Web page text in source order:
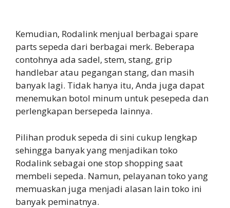
Kemudian, Rodalink menjual berbagai spare
parts sepeda dari berbagai merk. Beberapa
contohnya ada sadel, stem, stang, grip
handlebar atau pegangan stang, dan masih
banyak lagi. Tidak hanya itu, Anda juga dapat
menemukan botol minum untuk pesepeda dan
perlengkapan bersepeda lainnya.
Pilihan produk sepeda di sini cukup lengkap
sehingga banyak yang menjadikan toko
Rodalink sebagai one stop shopping saat
membeli sepeda. Namun, pelayanan toko yang
memuaskan juga menjadi alasan lain toko ini
banyak peminatnya.